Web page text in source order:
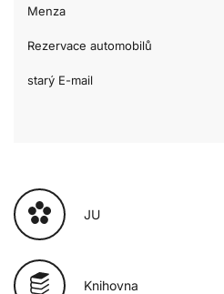
Menza
Rezervace automobilů
starý E-mail
JU
Knihovna